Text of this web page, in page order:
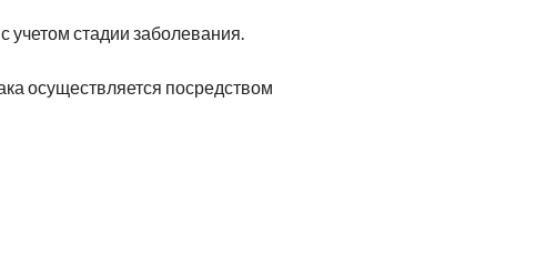
учетом стадии заболевания.
осуществляется посредством